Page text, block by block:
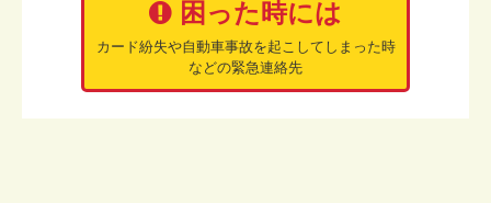
困った時には
カード紛失や自動車事故を起こしてしまった時
などの緊急連絡先